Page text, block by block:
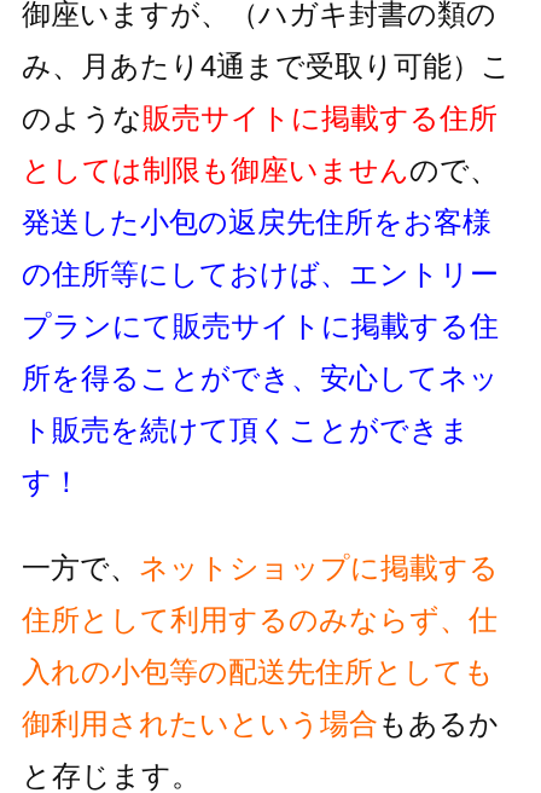
御座いますが、
（ハガキ封書の類の
み、月あたり4通まで受取り可能） こ
のような販売サイトに掲載する住所
としては制限も御座いませんので、
発送した小包の返戻先住所をお客様
の住所等にしておけば、 エントリー
プランにて販売サイトに掲載する住
所を得ることができ、 安心してネッ
ト販売を続けて頂くことができま
す！
一方で、 ネットショップに掲載する
住所として利用するのみならず、 仕
入れの小包等の配送先住所としても
御利用されたいという 場合もあるか
と存じます。